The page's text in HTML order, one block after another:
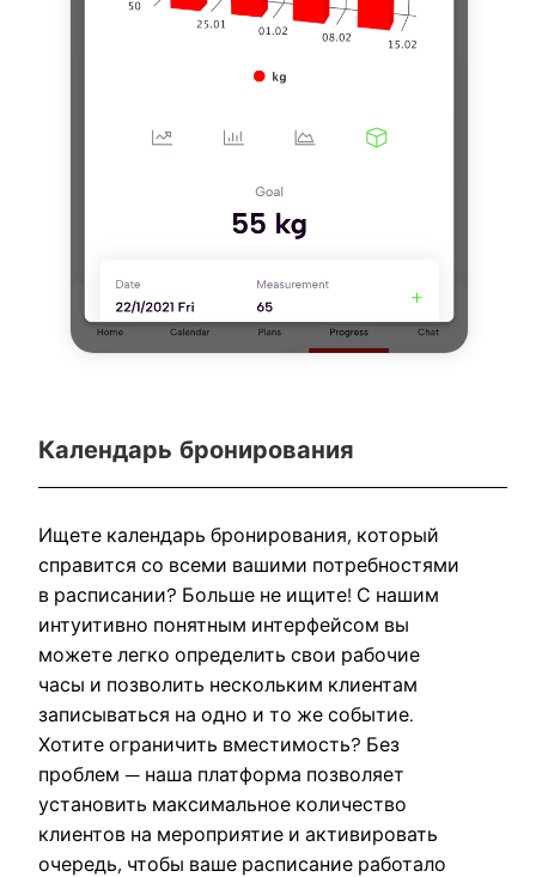
Календарь бронирования
Ищете календарь бронирования, который
справится со всеми вашими потребностями
в расписании? Больше не ищите! С нашим
интуитивно понятным интерфейсом вы
можете легко определить свои рабочие
часы и позволить нескольким клиентам
записываться на одно и то же событие.
Хотите ограничить вместимость? Без
проблем — наша платформа позволяет
установить максимальное количество
клиентов на мероприятие и активировать
очередь, чтобы ваше расписание работало